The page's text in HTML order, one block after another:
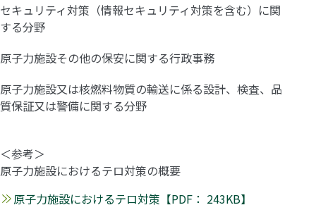
セキュリティ対策（情報セキュリティ対策を含む）に関
する分野
原子力施設その他の保安に関する行政事務
原子力施設又は核燃料物質の輸送に係る設計、検査、品
質保証又は警備に関する分野
＜参考＞
原子力施設におけるテロ対策の概要
原子力施設におけるテロ対策【PDF： 243KB】